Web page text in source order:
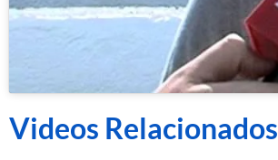
Videos Relacionados